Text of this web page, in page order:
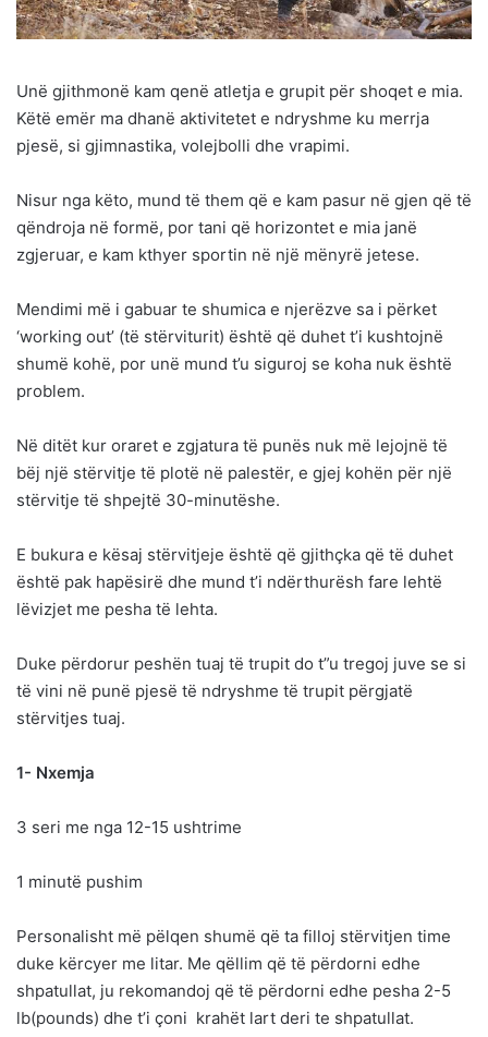
Unë gjithmonë kam qenë atletja e grupit për shoqet e mia.
Këtë emër ma dhanë aktivitetet e ndryshme ku merrja
pjesë, si gjimnastika, volejbolli dhe vrapimi.
Nisur nga këto, mund të them që e kam pasur në gjen që të
qëndroja në formë, por tani që horizontet e mia janë
zgjeruar, e kam kthyer sportin në një mënyrë jetese.
Mendimi më i gabuar te shumica e njerëzve sa i përket
‘working out’ (të stërviturit) është që duhet t’i kushtojnë
shumë kohë, por unë mund t’u siguroj se koha nuk është
problem.
Në ditët kur oraret e zgjatura të punës nuk më lejojnë të
bëj një stërvitje të plotë në palestër, e gjej kohën për një
stërvitje të shpejtë 30-minutëshe.
E bukura e kësaj stërvitjeje është që gjithçka që të duhet
është pak hapësirë dhe mund t’i ndërthurësh fare lehtë
lëvizjet me pesha të lehta.
Duke përdorur peshën tuaj të trupit do t”u tregoj juve se si
të vini në punë pjesë të ndryshme të trupit përgjatë
stërvitjes tuaj.
1- Nxemja
3 seri me nga 12-15 ushtrime
1 minutë pushim
Personalisht më pëlqen shumë që ta filloj stërvitjen time
duke kërcyer me litar. Me qëllim që të përdorni edhe
shpatullat, ju rekomandoj që të përdorni edhe pesha 2-5
lb(pounds) dhe t’i çoni krahët lart deri te shpatullat.